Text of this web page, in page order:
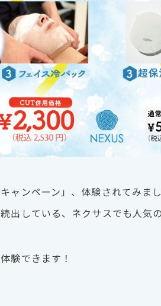
ャンペーン」、体験されてみま
出している、ネクサスでも人気
験できます！